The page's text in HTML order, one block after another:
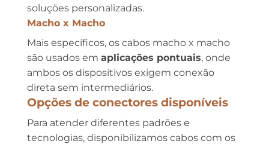
soluções personalizadas.
Macho x Macho
Mais específicos, os cabos macho x macho
são usados em aplicações pontuais, onde
ambos os dispositivos exigem conexão
direta sem intermediários.
Opções de conectores disponíveis
Para atender diferentes padrões e
tecnologias, disponibilizamos cabos com os